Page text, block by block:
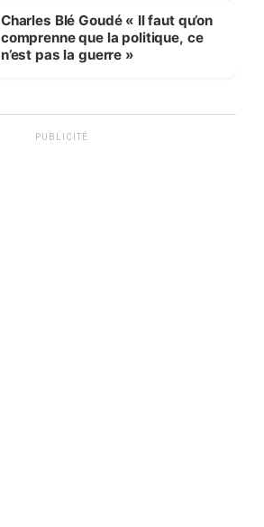
Charles Blé Goudé « Il faut qu’on
comprenne que la politique, ce
n’est pas la guerre »
PUBLICITÉ